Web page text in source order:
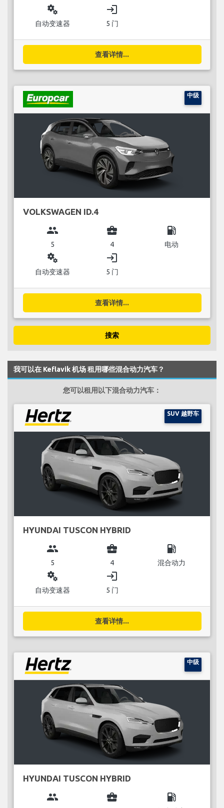
miscellaneous_services
自动变速器
login
5 门
查看详情...
中级
VOLKSWAGEN ID.4
group
5
business_center
4
local_gas_station
电动
miscellaneous_services
自动变速器
login
5 门
查看详情...
搜索
我可以在 Keflavik 机场 租用哪些混合动力汽车？
您可以租用以下混合动力汽车：
SUV 越野车
HYUNDAI TUSCON HYBRID
group
5
business_center
4
local_gas_station
混合动力
miscellaneous_services
自动变速器
login
5 门
查看详情...
中级
HYUNDAI TUSCON HYBRID
group business_center local_gas_station